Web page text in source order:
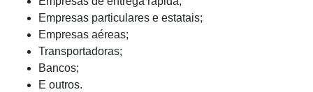
Empresas particulares e estatais;
Empresas aéreas;
Transportadoras;
Bancos;
E outros.